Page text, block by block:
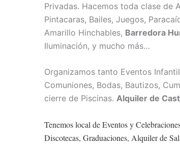
Privadas. Hacemos toda clase de
Pintacaras, Bailes, Juegos,
Amarillo Hinchables, Barredora
Iluminación, y mucho más…
Organizamos tanto Eventos
Comuniones, Bodas, Bautizos,
cierre de Piscinas. Alquiler de
Tenemos local de Eventos y
Discotecas, Graduaciones, Alquiler de